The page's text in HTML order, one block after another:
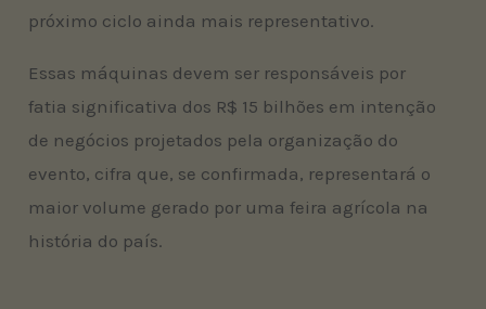
próximo ciclo ainda mais representativo.
Essas máquinas devem ser responsáveis por
fatia significativa dos R$ 15 bilhões em intenção
de negócios projetados pela organização do
evento, cifra que, se confirmada, representará o
maior volume gerado por uma feira agrícola na
história do país.